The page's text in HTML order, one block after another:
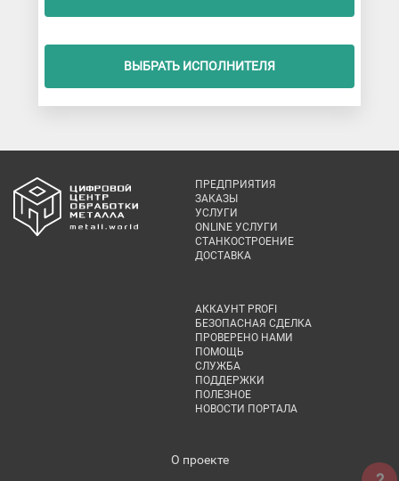
ВЫБРАТЬ ИСПОЛНИТЕЛЯ
ПРЕДПРИЯТИЯ
ЗАКАЗЫ
УСЛУГИ
ONLINE УСЛУГИ
СТАНКОСТРОЕНИЕ
ДОСТАВКА
АККАУНТ PROFI
БЕЗОПАСНАЯ СДЕЛКА
ПРОВЕРЕНО НАМИ
ПОМОЩЬ
СЛУЖБА
ПОДДЕРЖКИ
ПОЛЕЗНОЕ
НОВОСТИ ПОРТАЛА
О проекте